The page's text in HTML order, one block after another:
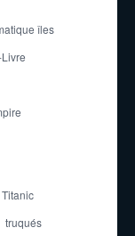
îles
Titanic
truqués